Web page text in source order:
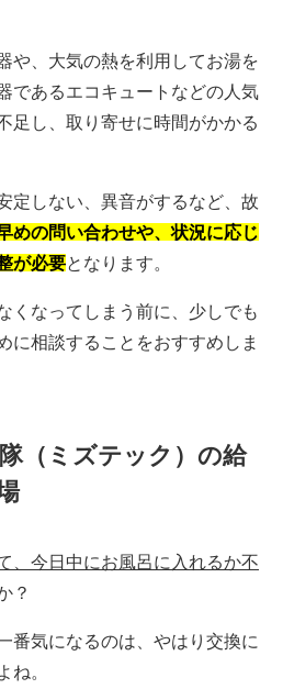
や、大気の熱を利用してお湯を
であるエコキュートなどの人気
足し、取り寄せに時間がかかる
定しない、異音がするなど、故
めの問い合わせや、状況に応じ
が必要となります。
くなってしまう前に、少しでも
に相談することをおすすめしま
（ミズテック）の給
、今日中にお風呂に入れるか不
？
番気になるのは、やはり交換に
ね。